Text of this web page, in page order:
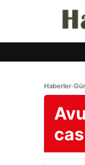
Haberler›